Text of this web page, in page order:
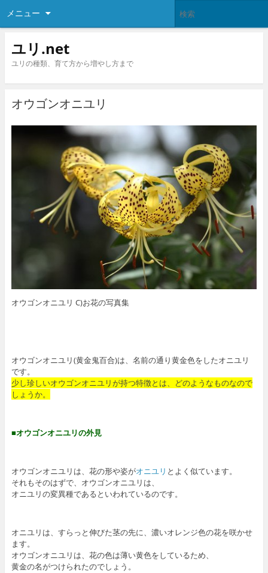
メニュー
ユリ.net
ユリの種類、育て方から増やし方まで
オウゴンオニユリ
オウゴンオニユリ C)お花の写真集
オウゴンオニユリ(黄金鬼百合)は、名前の通り黄金色をしたオニユリ
です。
少し珍しいオウゴンオニユリが持つ特徴とは、どのようなものなので
しょうか。
■オウゴンオニユリの外見
オウゴンオニユリは、花の形や姿がオニユリ とよく似ています。
それもそのはずで、オウゴンオニユリは、
オニユリの変異種であるといわれているのです。
オニユリは、すらっと伸びた茎の先に、濃いオレンジ色の花を咲かせ
ます。
オウゴンオニユリは、花の色は薄い黄色をしているため、
黄金の名がつけられたのでしょう。